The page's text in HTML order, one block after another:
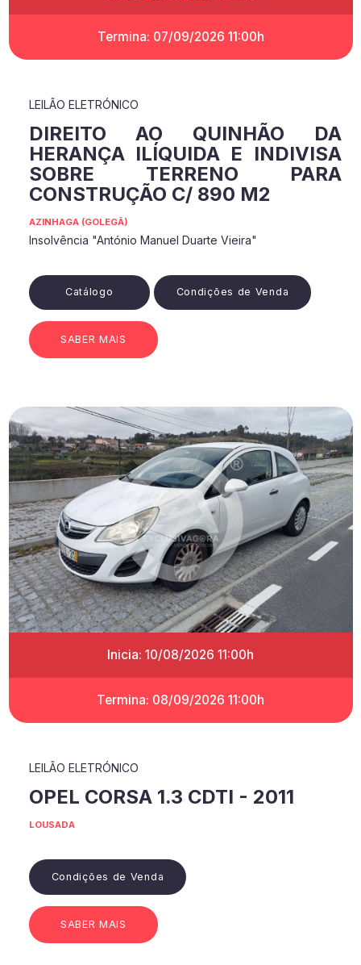
Termina: 07/09/2026 11:00h
LEILÃO ELETRÓNICO
DIREITO AO QUINHÃO DA
HERANÇA ILÍQUIDA E INDIVISA
SOBRE TERRENO PARA
CONSTRUÇÃO C/ 890 M2
AZINHAGA (GOLEGÃ)
Insolvência "António Manuel Duarte Vieira"
Catálogo Condições de Venda
SABER MAIS
Inicia: 10/08/2026 11:00h
Termina: 08/09/2026 11:00h
LEILÃO ELETRÓNICO
OPEL CORSA 1.3 CDTI - 2011
LOUSADA
Condições de Venda
SABER MAIS